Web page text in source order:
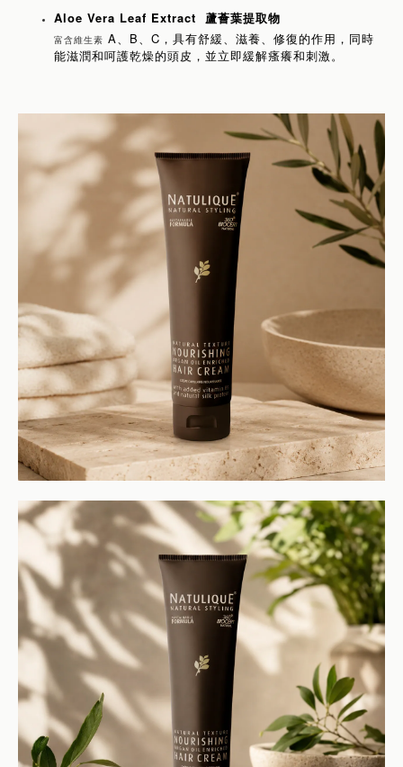
Aloe Vera Leaf Extract 蘆薈葉提取物
富含維生素 A B C ，具有舒緩、滋養、修復的作用，同時
能滋潤和呵護乾燥的頭皮，並立即緩解瘙癢和刺激。